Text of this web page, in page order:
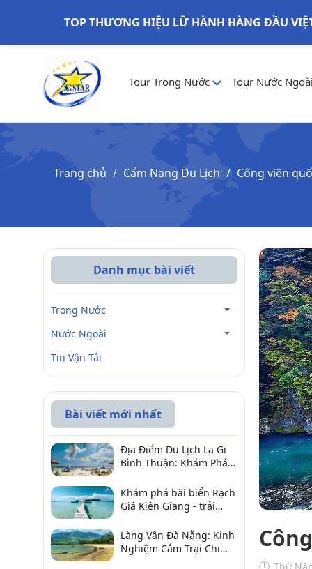
TOP THƯƠNG HIỆU LỮ HÀNH HÀNG ĐẦU
Tour Trong Nước Tour Nước
Trang chủ Cẩm Nang Du Lịch Công viên
Danh mục bài viết
Trong Nước
Nước Ngoài
Tin Vận Tải
Bài viết mới nhất
Địa Điểm Du Lịch La Gi
Bình Thuận: Khám Phá 6
2026
Khám phá bãi biển Rạch
Giá Kiên Giang - trải
Làng Vân Đà Nẵng: Kinh
Nghiệm Cắm Trại Chi